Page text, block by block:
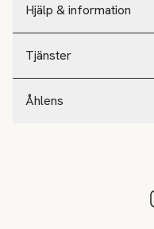
Hjälp & information
Tjänster
Åhlens